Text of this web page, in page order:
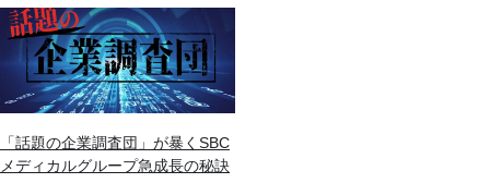
「話題の企業調査団」が暴くSBC
メディカルグループ急成長の秘訣